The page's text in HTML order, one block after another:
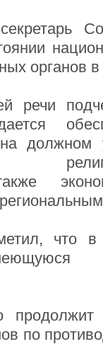
органов
речи
на
что
по